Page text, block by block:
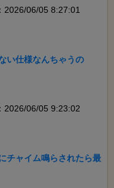
2026/06/05 8:27:01
い仕様なんちゃうの
2026/06/05 9:23:02
チャイム鳴らされたら最